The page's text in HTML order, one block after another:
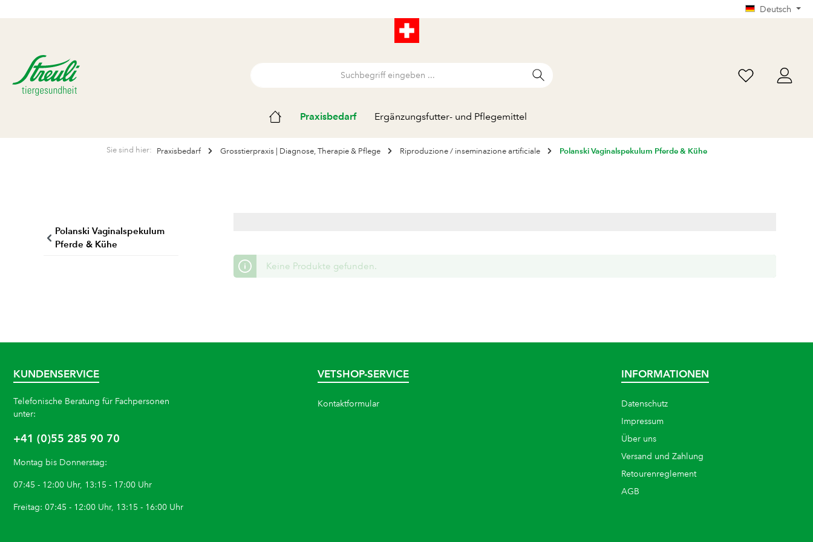
Deutsch
Praxisbedarf Ergänzungsfutter- und Pflegemittel
Sie sind hier: Praxisbedarf Grosstierpraxis | Diagnose, Therapie & Pflege Riproduzione / inseminazione artificiale Polanski Vaginalspekulum Pferde & Kühe
Polanski Vaginalspekulum
Pferde & Kühe
Keine Produkte gefunden.
KUNDENSERVICE
Telefonische Beratung für Fachpersonen
unter:
+41 (0)55 285 90 70
Montag bis Donnerstag:
07:45 - 12:00 Uhr, 13:15 - 17:00 Uhr
Freitag: 07:45 - 12:00 Uhr, 13:15 - 16:00 Uhr
VETSHOP-SERVICE
Kontaktformular
INFORMATIONEN
Datenschutz
Impressum
Über uns
Versand und Zahlung
Retourenreglement
AGB